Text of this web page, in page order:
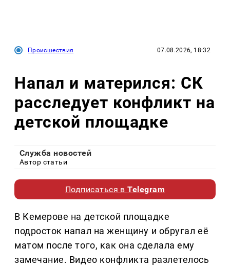
Происшествия 07.08.2026, 18:32
Напал и матерился: СК
расследует конфликт на
детской площадке
Служба новостей
Автор статьи
Подписаться вTelegram
В Кемерове на детской площадке
подросток напал на женщину и обругал её
матом после того, как она сделала ему
замечание. Видео конфликта разлетелось